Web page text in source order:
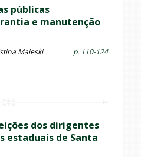
públicas
e manutenção
Maieski p. 110-124
dos dirigentes
estaduais de Santa